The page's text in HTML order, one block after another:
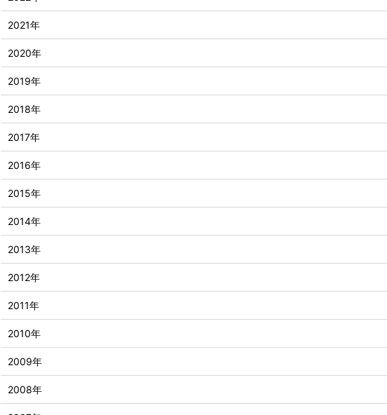
2021年
2020年
2019年
2018年
2017年
2016年
2015年
2014年
2013年
2012年
2011年
2010年
2009年
2008年